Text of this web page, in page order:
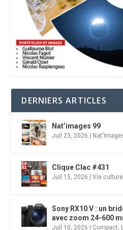
DERNIERS ARTICLES
Nat’images 99
Juil 23, 2026
Clique Clac #431
Juil 15, 2026 |Vie
Sony RX10 V : un
avec zoom 24-600
Juil 10, 2026 Compact,